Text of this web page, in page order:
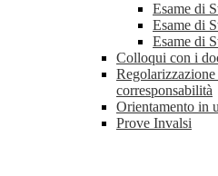
Esame di
Esame di
Esame di
Colloqui con i
corresponsabilità
Orientamento in
Prove Invalsi